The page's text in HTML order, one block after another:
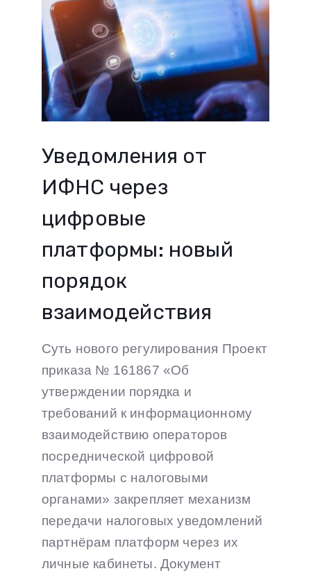
Уведомления от
ИФНС через
цифровые
платформы: новый
порядок
взаимодействия
Суть нового регулирования Проект
приказа № 161867 «Об
утверждении порядка и
требований к информационному
взаимодействию операторов
посреднической цифровой
платформы с налоговыми
органами» закрепляет механизм
передачи налоговых уведомлений
партнёрам платформ через их
личные кабинеты. Документ